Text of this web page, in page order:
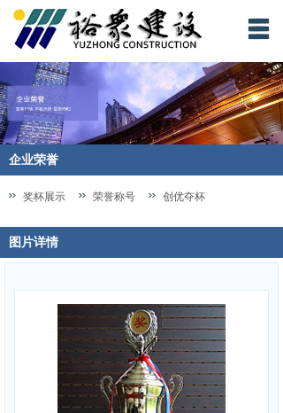
网站首页
裕众概况
裕众新闻
企业荣誉
工程项目
企业文化
他山之石
联系我们
企业荣誉
奖杯展示 荣誉称号 创优夺杯
图片详情